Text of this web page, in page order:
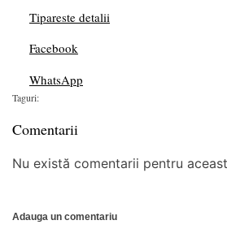
Tipareste detalii
Facebook
WhatsApp
Taguri:
Comentarii
Nu există comentarii pentru
Adauga un comentariu